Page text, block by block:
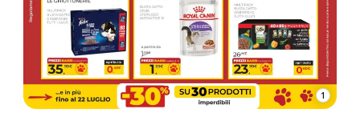
1